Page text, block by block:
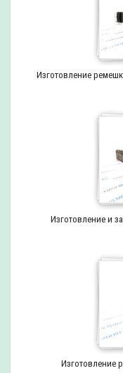
Изготовление
Изготовление и
Изготовление